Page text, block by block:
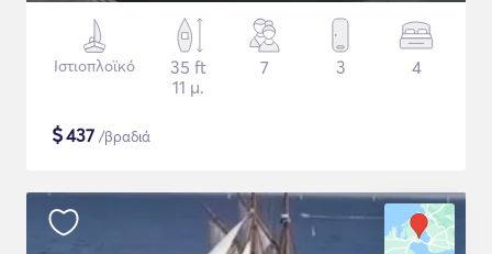
Ιστιοπλοϊκό
35 ft
11 μ.
7 3 4
$437 /βραδιά